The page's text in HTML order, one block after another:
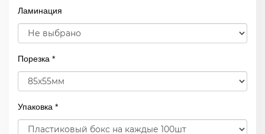
Ламинация
Порезка *
Упаковка *